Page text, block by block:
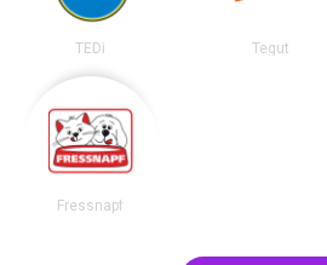
TEDi Tegut
Fressnapf